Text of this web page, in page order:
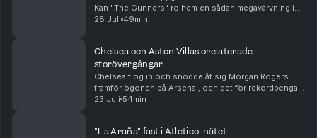
Kan "The Gunners" ro hem en sådan megavärvning i
sommar? Samtidigt verkar Real Madrid vara på väg att
28 Juli 49min
Chelsea och Aston Villas orelaterade
storövergångar
Chelsea flög in och snodde åt sig Morgan Rogers
framför ögonen på Arsenal, och det för rekordpengar.
Samtidigt verkar Alejandro Garnacho flytta i motsatt
23 Juli 54min
"La Araña" fast i Atletico-nätet